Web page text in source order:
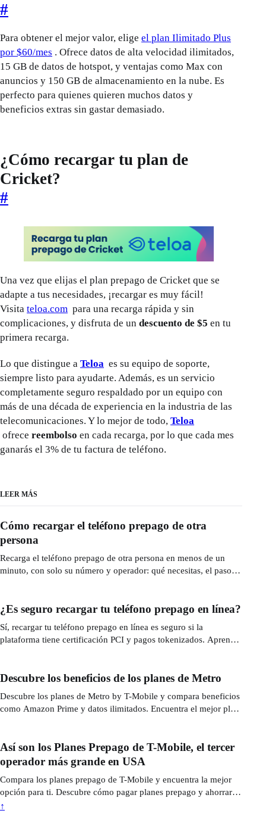
#
Para obtener el mejor valor, elige el plan Ilimitado Plus
por $60/mes . Ofrece datos de alta velocidad ilimitados,
15 GB de datos de hotspot, y ventajas como Max con
anuncios y 150 GB de almacenamiento en la nube. Es
perfecto para quienes quieren muchos datos y
beneficios extras sin gastar demasiado.
¿Cómo recargar tu plan de
Cricket?
#
Una vez que elijas el plan prepago de Cricket que se
adapte a tus necesidades, ¡recargar es muy fácil!
Visita teloa.com para una recarga rápida y sin
complicaciones, y disfruta de un descuento de $5 en tu
primera recarga.
Lo que distingue a Teloa es su equipo de soporte,
siempre listo para ayudarte. Además, es un servicio
completamente seguro respaldado por un equipo con
más de una década de experiencia en la industria de las
telecomunicaciones. Y lo mejor de todo, Teloa
ofrece reembolso en cada recarga, por lo que cada mes
ganarás el 3% de tu factura de teléfono.
LEER MÁS
Cómo recargar el teléfono prepago de otra
persona
Recarga el teléfono prepago de otra persona en menos de un
minuto, con solo su número y operador: qué necesitas, el paso a
¿Es seguro recargar tu teléfono prepago en línea?
Sí, recargar tu teléfono prepago en línea es seguro si la
plataforma tiene certificación PCI y pagos tokenizados. Aprende
Descubre los beneficios de los planes de Metro
Descubre los planes de Metro by T-Mobile y compara beneficios
como Amazon Prime y datos ilimitados. Encuentra el mejor plan
Así son los Planes Prepago de T-Mobile, el tercer
operador más grande en USA
Compara los planes prepago de T-Mobile y encuentra la mejor
opción para ti. Descubre cómo pagar planes prepago y ahorrar
dinero.
↑